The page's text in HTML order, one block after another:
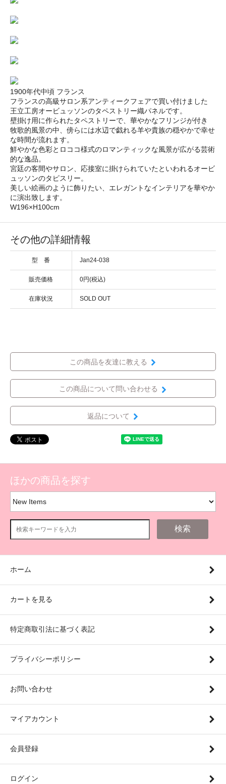
1900年代中頃 フランス
フランスの高級サロン系アンティークフェアで買い付けました
王立工房オービュッソンのタペストリー織パネルです。
壁掛け用に作られたタペストリーで、華やかなフリンジが付き
牧歌的風景の中、傍らには水辺で戯れる羊や貴族の穏やかで幸せ
な時間が流れます。
鮮やかな色彩とロココ様式のロマンティックな風景が広がる芸術
的な逸品。
宮廷の客間やサロン、応接室に掛けられていたといわれるオービ
ュッソンのタピスリー。
美しい絵画のように飾りたい、エレガントなインテリアを華やか
に演出致します。
W196×H100cm
その他の詳細情報
型 番 Jan24-038
販売価格 0円(税込)
在庫状況 SOLD OUT
この商品を友達に教える
この商品について問い合わせる
返品について
ほかの商品を探す
検索
ホーム
カートを見る
特定商取引法に基づく表記
プライバシーポリシー
お問い合わせ
マイアカウント
会員登録
ログイン